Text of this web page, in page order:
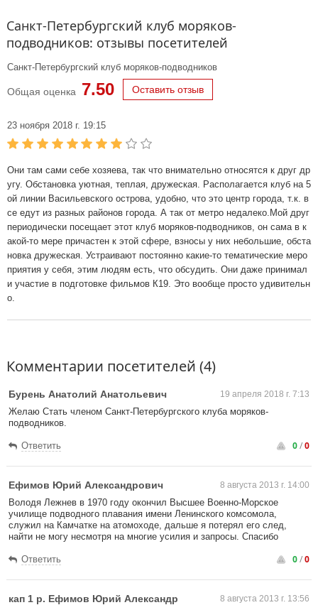
Санкт-Петербургский клуб моряков-
подводников: отзывы посетителей
Санкт-Петербургский клуб моряков-подводников
Общая оценка 7.50 Оставить отзыв
23 ноября 2018 г. 19:15
Они там сами себе хозяева, так что внимательно относятся к друг др
угу. Обстановка уютная, теплая, дружеская. Располагается клуб на 5
ой линии Васильевского острова, удобно, что это центр города, т.к. в
се едут из разных районов города. А так от метро недалеко.Мой друг
периодически посещает этот клуб моряков-подводников, он сама в к
акой-то мере причастен к этой сфере, взносы у них небольшие, обста
новка дружеская. Устраивают постоянно какие-то тематические меро
приятия у себя, этим людям есть, что обсудить. Они даже принимал
и участие в подготовке фильмов К19. Это вообще просто удивительн
о.
Комментарии посетителей (4)
Бурень Анатолий Анатольевич 19 апреля 2018 г. 7:13
Желаю Стать членом Санкт-Петербургского клуба моряков-
подводников.
Ответить 0/0
Ефимов Юрий Александрович 8 августа 2013 г. 14:00
Володя Лежнев в 1970 году окончил Высшее Военно-Морское
училище подводного плавания имени Ленинского комсомола,
служил на Камчатке на атомоходе, дальше я потерял его след,
найти не могу несмотря на многие усилия и запросы. Спасибо
Ответить 0/0
кап 1 р. Ефимов Юрий Александр 8 августа 2013 г. 13:56